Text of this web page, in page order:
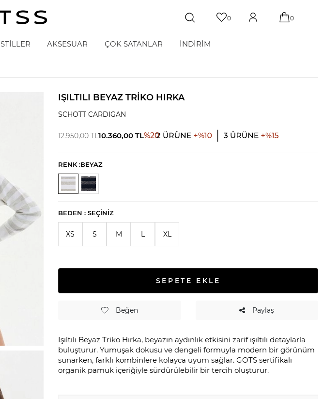
0 0
STİLLER AKSESUAR ÇOK SATANLAR İNDİRİM
IŞILTILI BEYAZ TRIKO HIRKA
SCHOTT CARDIGAN
12.950,00TL10.360,00 TL%20
RENK :BEYAZ
BEDEN :SEÇINIZ
XS S M L XL
SEPETE EKLE
Beğen Paylaş
Işıltılı Beyaz Triko Hırka, beyazın aydınlık etkisini zarif ışıltılı detaylarla
buluşturur. Yumuşak dokusu ve dengeli formuyla modern bir görünüm
sunarken, farklı kombinlere kolayca uyum sağlar. GOTS sertifikalı
organik pamuk içeriğiyle sürdürülebilir bir tercih oluşturur.